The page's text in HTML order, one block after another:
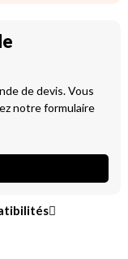
de devis. Vous
notre formulaire